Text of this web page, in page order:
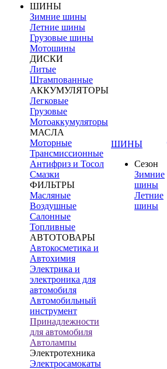
ШИНЫ
Зимние шины
Летние шины
Грузовые шины
Мотошины
ДИСКИ
Литые
Штампованные
АККУМУЛЯТОРЫ
Легковые
Грузовые
Мотоаккумуляторы
МАСЛА
Моторные
Трансмиссионные
Антифриз и Тосол
Смазки
ФИЛЬТРЫ
Масляные
Воздушные
Салонные
Топливные
АВТОТОВАРЫ
Автокосметика и
Автохимия
Электрика и
электроника для
автомобиля
Автомобильный
инструмент
Принадлежности
для автомобиля
Автолампы
Электротехника
Электросамокаты
ШИНЫ
Сезон
Зимние
шины
Летние
шины